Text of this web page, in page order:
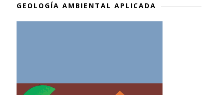
GEOLOGÍA AMBIENTAL APLICADA